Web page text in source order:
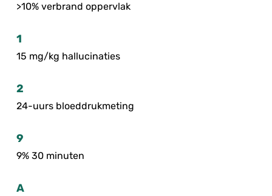
>10% verbrand oppervlak
1
15 mg/kg hallucinaties
2
24-uurs bloeddrukmeting
9
9% 30 minuten
A